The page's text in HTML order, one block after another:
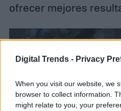
Digital Trends - Privacy
When you visit our website, we
browser to collect information.
might relate to you, your
ofrecer mejores